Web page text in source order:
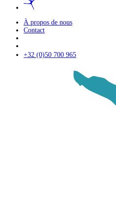
À propos de nous
Contact
+32 (0)50 700 965